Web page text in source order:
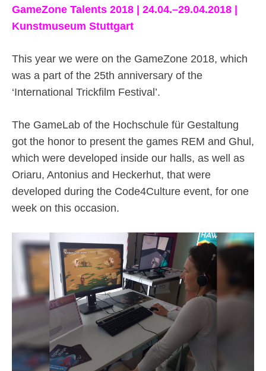
GameZone Talents 2018 | 24.04.–29.04.2018 |
Kunstmuseum Stuttgart
This year we were on the GameZone 2018, which
was a part of the 25th anniversary of the
‘International Trickfilm Festival’.
The GameLab of the Hochschule für Gestaltung
got the honor to present the games REM and Ghul,
which were developed inside our halls, as well as
Oriaru, Antonius and Heckerhut, that were
developed during the Code4Culture event, for one
week on this occasion.